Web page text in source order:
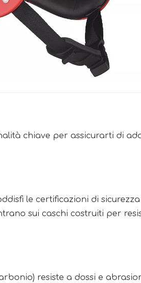
chiave per assicurarti di
le certificazioni di sicurezza
sui caschi costruiti per
resiste a dossi e